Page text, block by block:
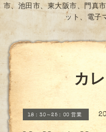
市、池田市、東大阪市、門真
ット、電子
カ
18：30～25：00 営業